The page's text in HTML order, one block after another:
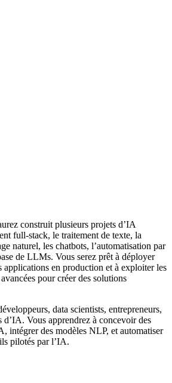
construit plusieurs projets d’IA
full-stack, le traitement de texte, la
naturel, les chatbots, l’automatisation par
de LLMs. Vous serez prêt à déployer
applications en production et à exploiter les
pour créer des solutions
data scientists, entrepreneurs,
d’IA. Vous apprendrez à concevoir des
intégrer des modèles NLP, et automatiser
pilotés par l’IA.